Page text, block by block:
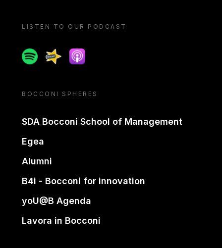
LISTEN TO OUR PODCAST
SpotifySpreakerApple podcast
BOCCONI SPHERES
SDA Bocconi School of Management
Egea
Alumni
B4i - Bocconi for innovation
yoU@B Agenda
Lavora in Bocconi